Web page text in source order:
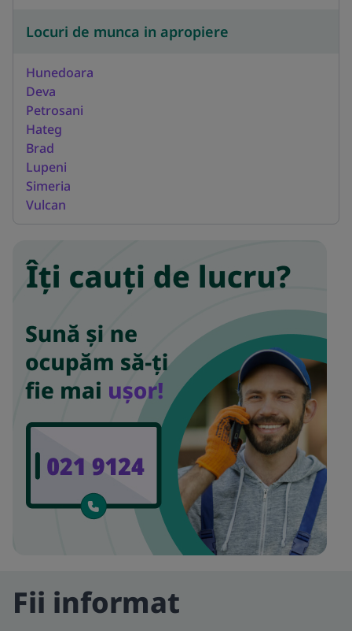
Locuri de munca in apropiere
Hunedoara
Deva
Petrosani
Hateg
Brad
Lupeni
Simeria
Vulcan
Fii informat